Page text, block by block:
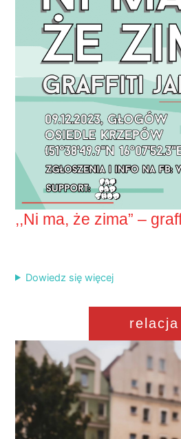
,,Ni ma, że zima” –
Dowiedz się więcej
relacja